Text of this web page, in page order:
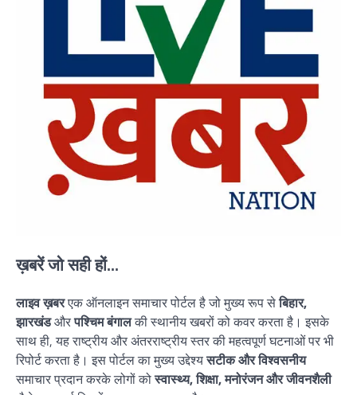
ख़बरें जो सही हों...
लाइव ख़बरएक ऑनलाइन समाचार पोर्टल है जो मुख्य रूप सेबिहार,
झारखंडऔरपश्चिम बंगालकी स्थानीय खबरों को कवर करता है। इसके
साथ ही, यह राष्ट्रीय और अंतरराष्ट्रीय स्तर की महत्वपूर्ण घटनाओं पर भी
रिपोर्ट करता है। इस पोर्टल का मुख्य उद्देश्यसटीक और विश्वसनीय
समाचार प्रदान करके लोगों कोस्वास्थ्य, शिक्षा, मनोरंजन और जीवनशैली